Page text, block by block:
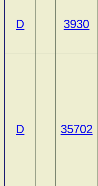
D 3930
D 35702